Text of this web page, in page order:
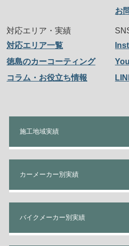
お
対応エリア・実績
対応エリア一覧
徳島のカーコーティング
コラム・お役立ち情報
施工地域実績
カーメーカー別実績
バイクメーカー別実績